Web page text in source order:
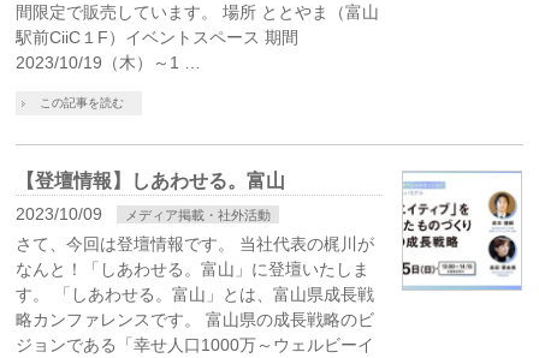
間限定で販売しています。 場所 ととやま（富山
駅前CiiC１F）イベントスペース 期間
2023/10/19（木）～1 …
この記事を読む
【登壇情報】しあわせる。富山
2023/10/09 メディア掲載・社外活動
さて、今回は登壇情報です。 当社代表の梶川が
なんと！「しあわせる。富山」に登壇いたしま
す。 「しあわせる。富山」とは、富山県成長戦
略カンファレンスです。 富山県の成長戦略のビ
ジョンである「幸せ人口1000万～ウェルビーイ